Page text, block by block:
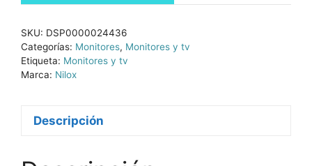
SKU: DSP0000024436
Categorías: Monitores, Monitores y tv
Etiqueta: Monitores y tv
Marca: Nilox
Descripción